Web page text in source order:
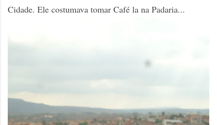
Cidade. Ele costumava tomar Café la na Padaria...